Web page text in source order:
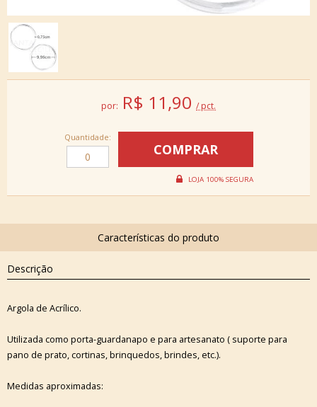
por: R$ 11,90 / pct.
Quantidade:
Descrição
Argola de Acrílico.
Utilizada como porta-guardanapo e para artesanato ( suporte para
pano de prato, cortinas, brinquedos, brindes, etc.).
Medidas aproximadas: